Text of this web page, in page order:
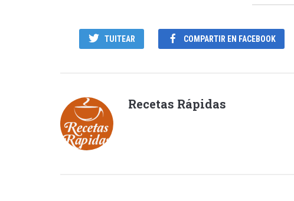
TUITEAR COMPARTIR EN FACEBOOK
Recetas Rápidas